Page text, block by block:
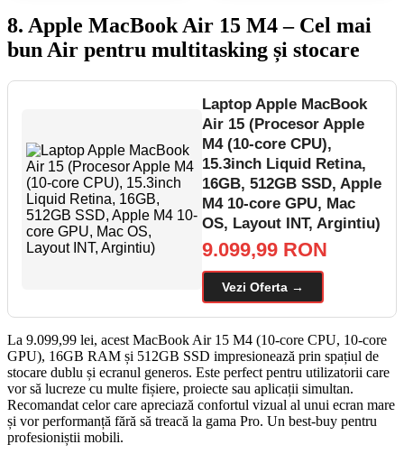
8. Apple MacBook Air 15 M4 – Cel mai
bun Air pentru multitasking și stocare
Laptop Apple MacBook
Air 15 (Procesor Apple
M4 (10-core CPU),
15.3inch Liquid Retina,
16GB, 512GB SSD, Apple
M4 10-core GPU, Mac
OS, Layout INT, Argintiu)
9.099,99 RON
Vezi Oferta →
La 9.099,99 lei, acest MacBook Air 15 M4 (10-core CPU, 10-core
GPU), 16GB RAM și 512GB SSD impresionează prin spațiul de
stocare dublu și ecranul generos. Este perfect pentru utilizatorii care
vor să lucreze cu multe fișiere, proiecte sau aplicații simultan.
Recomandat celor care apreciază confortul vizual al unui ecran mare
și vor performanță fără să treacă la gama Pro. Un best-buy pentru
profesioniștii mobili.